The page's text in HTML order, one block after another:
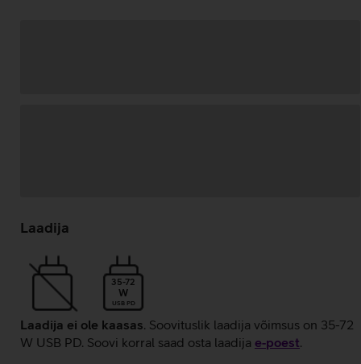
laadimine
Laadija
35-72
W
USB PD
Laadija ei ole kaasas. Soovituslik laadija võimsus on 35-72
W USB PD. Soovi korral saad osta laadija e‑poest.